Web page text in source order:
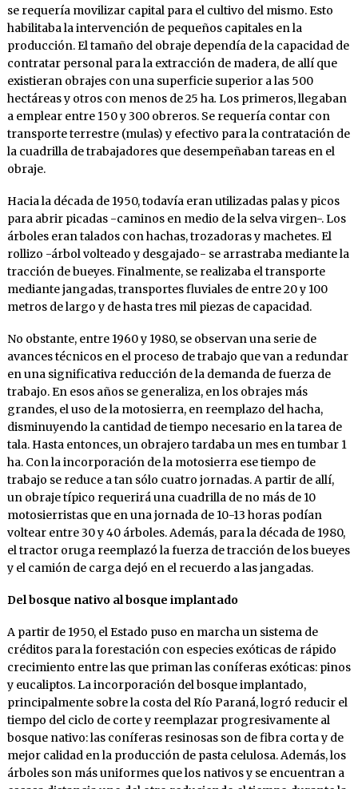
se requería movilizar capital para el cultivo del mismo. Esto
habilitaba la intervención de pequeños capitales en la
producción. El tamaño del obraje dependía de la capacidad de
contratar personal para la extracción de madera, de allí que
existieran obrajes con una superficie superior a las 500
hectáreas y otros con menos de 25 ha. Los primeros, llegaban
a emplear entre 150 y 300 obreros. Se requería contar con
transporte terrestre (mulas) y efectivo para la contratación de
la cuadrilla de trabajadores que desempeñaban tareas en el
obraje.
Hacia la década de 1950, todavía eran utilizadas palas y picos
para abrir picadas -caminos en medio de la selva virgen-. Los
árboles eran talados con hachas, trozadoras y machetes. El
rollizo -árbol volteado y desgajado- se arrastraba mediante la
tracción de bueyes. Finalmente, se realizaba el transporte
mediante jangadas, transportes fluviales de entre 20 y 100
metros de largo y de hasta tres mil piezas de capacidad.
No obstante, entre 1960 y 1980, se observan una serie de
avances técnicos en el proceso de trabajo que van a redundar
en una significativa reducción de la demanda de fuerza de
trabajo. En esos años se generaliza, en los obrajes más
grandes, el uso de la motosierra, en reemplazo del hacha,
disminuyendo la cantidad de tiempo necesario en la tarea de
tala. Hasta entonces, un obrajero tardaba un mes en tumbar 1
ha. Con la incorporación de la motosierra ese tiempo de
trabajo se reduce a tan sólo cuatro jornadas. A partir de allí,
un obraje típico requerirá una cuadrilla de no más de 10
motosierristas que en una jornada de 10-13 horas podían
voltear entre 30 y 40 árboles. Además, para la década de 1980,
el tractor oruga reemplazó la fuerza de tracción de los bueyes
y el camión de carga dejó en el recuerdo a las jangadas.
Del bosque nativo al bosque implantado
A partir de 1950, el Estado puso en marcha un sistema de
créditos para la forestación con especies exóticas de rápido
crecimiento entre las que priman las coníferas exóticas: pinos
y eucaliptos. La incorporación del bosque implantado,
principalmente sobre la costa del Río Paraná, logró reducir el
tiempo del ciclo de corte y reemplazar progresivamente al
bosque nativo: las coníferas resinosas son de fibra corta y de
mejor calidad en la producción de pasta celulosa. Además, los
árboles son más uniformes que los nativos y se encuentran a